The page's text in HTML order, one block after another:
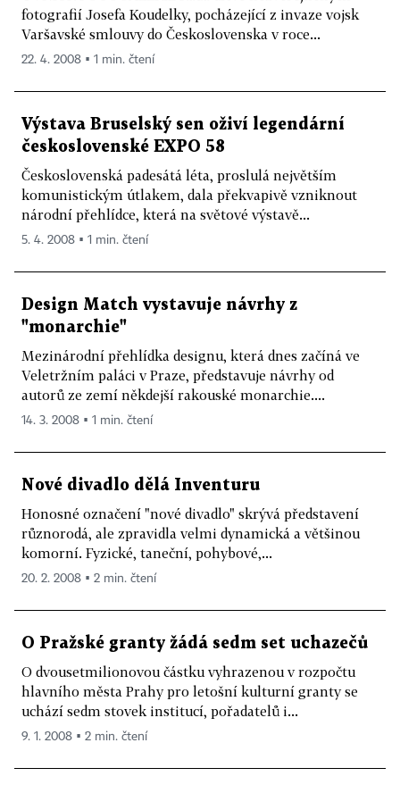
fotografií Josefa Koudelky, pocházející z invaze vojsk
Varšavské smlouvy do Československa v roce...
22. 4. 2008 ▪ 1 min. čtení
Výstava Bruselský sen oživí legendární
československé EXPO 58
Československá padesátá léta, proslulá největším
komunistickým útlakem, dala překvapivě vzniknout
národní přehlídce, která na světové výstavě...
5. 4. 2008 ▪ 1 min. čtení
Design Match vystavuje návrhy z
"monarchie"
Mezinárodní přehlídka designu, která dnes začíná ve
Veletržním paláci v Praze, představuje návrhy od
autorů ze zemí někdejší rakouské monarchie....
14. 3. 2008 ▪ 1 min. čtení
Nové divadlo dělá Inventuru
Honosné označení "nové divadlo" skrývá představení
různorodá, ale zpravidla velmi dynamická a většinou
komorní. Fyzické, taneční, pohybové,...
20. 2. 2008 ▪ 2 min. čtení
O Pražské granty žádá sedm set uchazečů
O dvousetmilionovou částku vyhrazenou v rozpočtu
hlavního města Prahy pro letošní kulturní granty se
uchází sedm stovek institucí, pořadatelů i...
9. 1. 2008 ▪ 2 min. čtení